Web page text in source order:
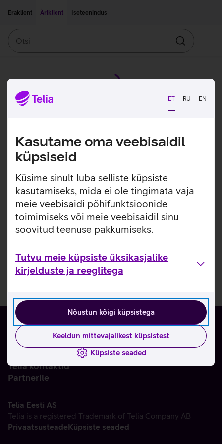
ET RU EN
Kasutame oma veebisaidil
küpsiseid
Küsime sinult luba selliste küpsiste
kasutamiseks, mida ei ole tingimata vaja
meie veebisaidi põhifunktsioonide
toimimiseks või meie veebisaidil sinu
soovitud teenuse pakkumiseks.
Tutvu meie küpsiste üksikasjalike
kirjelduste ja reeglitega
Nõustun kõigi küpsistega
Keeldun mittevajalikest küpsistest
Küpsiste seaded
Eraklient
Äriklient Iseteenindus
Otsin
Telia kontaktid
Partnerile
Telia Eesti AS
Telia is a registered Trademark of Telia Company AB
PrivaatsusteadeKüpsiste seaded